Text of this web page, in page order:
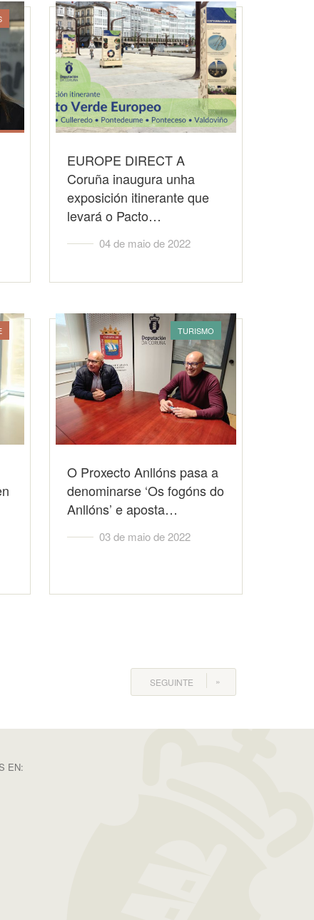
EUROPE DIRECT A
Coruña inaugura unha
exposición itinerante que
levará o Pacto…
04 de maio de 2022
TURISMO
O Proxecto Anllóns pasa a
denominarse ‘Os fogóns do
Anllóns’ e aposta…
03 de maio de 2022
SEGUINTE
EN: